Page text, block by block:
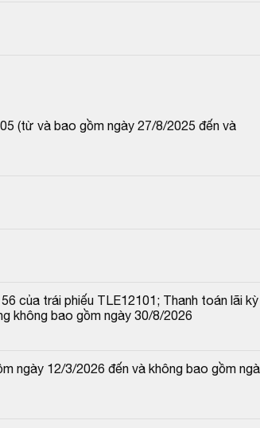
(từ và bao gồm ngày 27/8/2025 đến và
của trái phiếu TLE12101; Thanh toán lãi kỳ
không bao gồm ngày 30/8/2026
ngày 12/3/2026 đến và không bao gồm